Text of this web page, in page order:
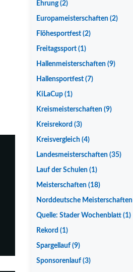
Ehrung(2)
Europameisterschaften (2)
Flöhesportfest (2)
Freitagssport (1)
Hallenmeisterschaften (9)
Hallensportfest (7)
KiLaCup (1)
Kreismeisterschaften (9)
Kreisrekord (3)
Kreisvergleich (4)
Landesmeisterschaften (35)
Lauf der Schulen (1)
Meisterschaften (18)
Norddeutsche Meisterschaften
Quelle: Stader Wochenblatt (1)
Rekord (1)
Spargellauf (9)
Sponsorenlauf (3)